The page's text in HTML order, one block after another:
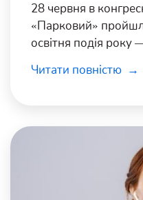
28 червня в
«Парковий»
освітня подія року
Читати повністю